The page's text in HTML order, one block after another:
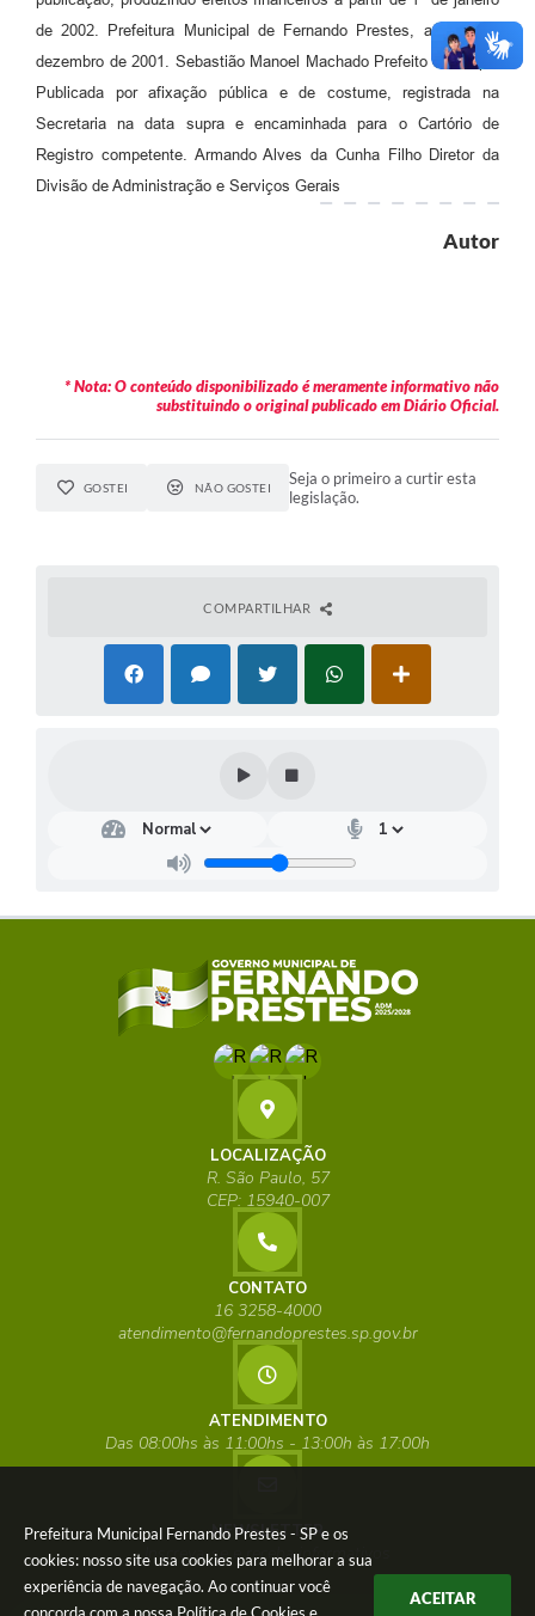
Prefeitura Municipal Fernando Prestes - SP e os
cookies: nosso site usa cookies para melhorar a sua
experiência de navegação. Ao continuar você
ACEITAR
de 2002. Prefeitura Municipal de Fernando Prestes, aos 10 de
dezembro de 2001. Sebastião Manoel Machado Prefeito Municipal
Publicada por afixação pública e de costume, registrada na
Secretaria na data supra e encaminhada para o Cartório de
Registro competente. Armando Alves da Cunha Filho Diretor da
Divisão de Administração e Serviços Gerais
Autor
* Nota: O conteúdo disponibilizado é meramente informativo não
substituindo o original publicado em Diário Oficial.
GOSTEI NÃO GOSTEI
Seja o primeiro a curtir esta
legislação.
COMPARTILHAR
LOCALIZAÇÃO
R. São Paulo, 57
CEP: 15940-007
CONTATO
16 3258-4000
atendimento@fernandoprestes.sp.gov.br
ATENDIMENTO
Das 08:00hs às 11:00hs - 13:00h às 17:00h
NEWSLETTER
Inscreva-se e receba informativos